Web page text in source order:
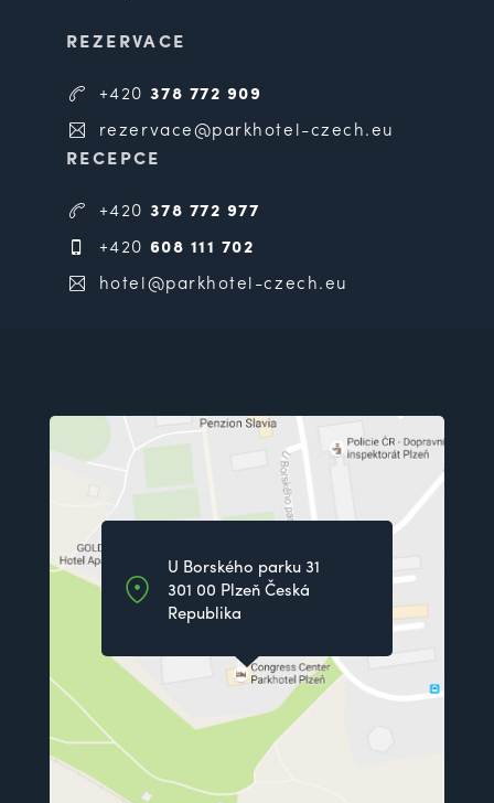
REZERVACE
+420 378 772 909
rezervace@parkhotel-czech.eu
RECEPCE
+420 378 772 977
+420 608 111 702
hotel@parkhotel-czech.eu
U Borského parku 31
301 00 Plzeň Česká
Republika